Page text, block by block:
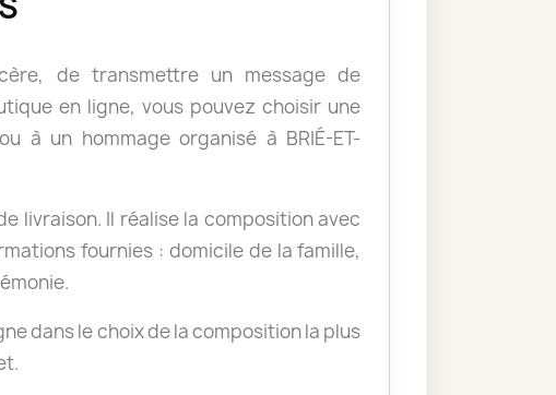
de transmettre un message de
en ligne, vous pouvez choisir une
à un hommage organisé à BRIÉ-ET-
livraison. Il réalise la composition avec
fournies : domicile de la famille,
dans le choix de la composition la plus